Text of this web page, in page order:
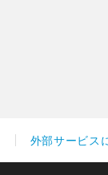
外部サービス